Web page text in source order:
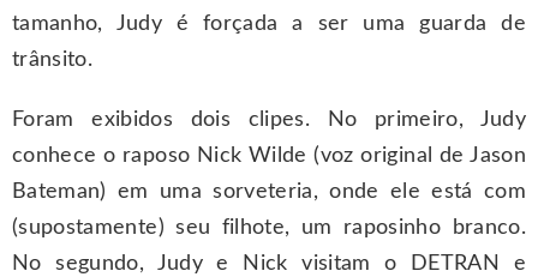
tamanho, Judy é forçada a ser uma guarda de
trânsito.
Foram exibidos dois clipes. No primeiro, Judy
conhece o raposo Nick Wilde (voz original de Jason
Bateman) em uma sorveteria, onde ele está com
(supostamente) seu filhote, um raposinho branco.
No segundo, Judy e Nick visitam o DETRAN e